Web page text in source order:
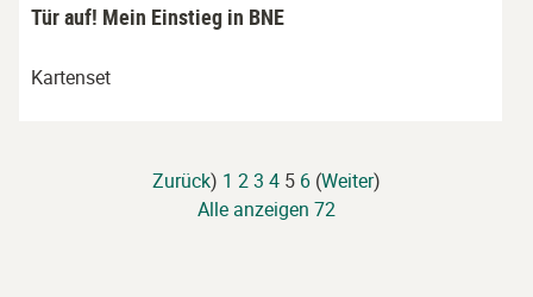
Tür auf! Mein Einstieg in BNE
Kartenset
Zurück) 1 23 4 5 6 (Weiter)
Alle anzeigen 72